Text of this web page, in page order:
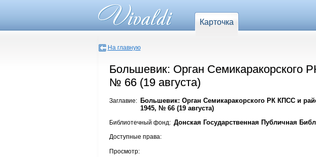
Карточка
На главную
Большевик: Орган Семикаракорского
№ 66 (19 августа)
Заглавие: Большевик: Орган Семикаракорского РК КПСС и
1945, № 66 (19 августа)
Библиотечный фонд: Донская Государственная Публичная
Доступные права:
Просмотр: